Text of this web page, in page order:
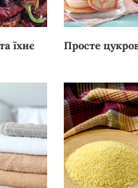
їхнє
Просте